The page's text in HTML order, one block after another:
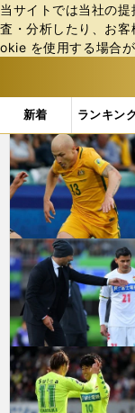
当サイトでは当社の
査・分析したり、お
okie を使⽤する場合
新着 ランキン
b
ス
ポ
ル
テ
ィ
バ
「ジェフ千